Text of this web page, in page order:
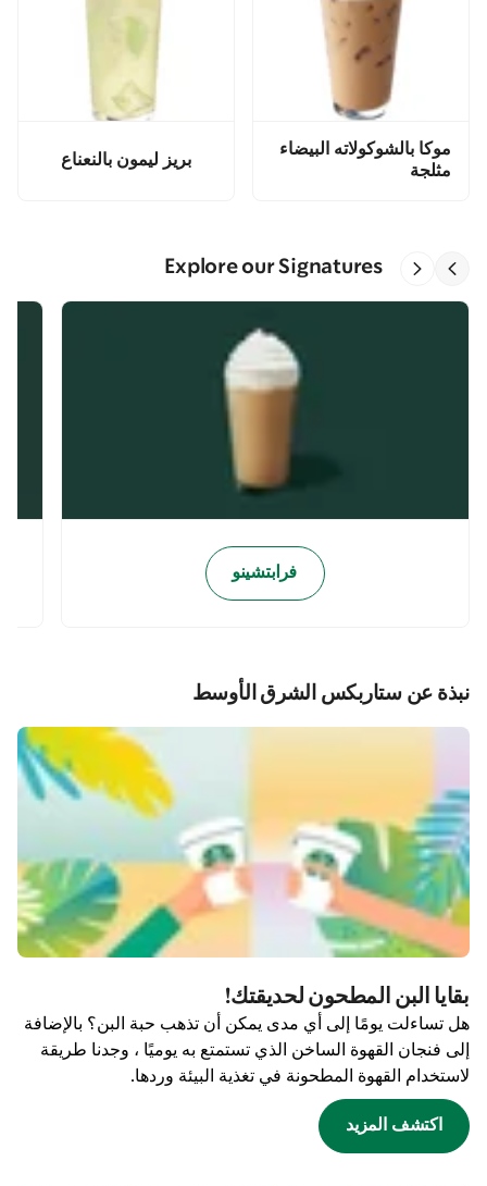
موكا بالشوكولاته البيضاء
مثلجة
بريز ليمون بالنعناع
Explore our Signatures
فرابتشينو
نبذة عن ستاربكس الشرق الأوسط
بقايا البن المطحون لحديقتك!
هل تساءلت يومًا إلى أي مدى يمكن أن تذهب حبة البن؟ بالإضافة
إلى فنجان القهوة الساخن الذي تستمتع به يوميًا ، وجدنا طريقة
لاستخدام القهوة المطحونة في تغذية البيئة وردها.
اكتشف المزيد